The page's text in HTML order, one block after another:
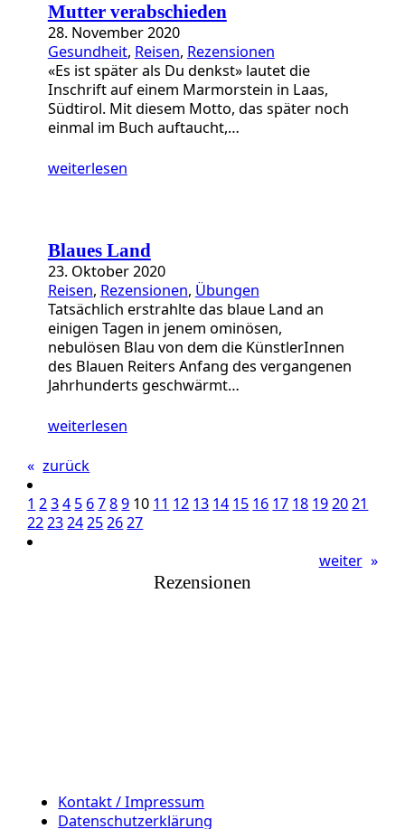
Mutter verabschieden
28. November 2020
Gesundheit, Reisen, Rezensionen
«Es ist später als Du denkst» lautet die
Inschrift auf einem Marmorstein in Laas,
Südtirol. Mit diesem Motto, das später noch
einmal im Buch auftaucht,…
weiterlesen
Blaues Land
23. Oktober 2020
Reisen, Rezensionen, Übungen
Tatsächlich erstrahlte das blaue Land an
einigen Tagen in jenem ominösen,
nebulösen Blau von dem die KünstlerInnen
des Blauen Reiters Anfang des vergangenen
Jahrhunderts geschwärmt…
weiterlesen
« zurück
1 234 5 6789 10 11 12 13 14 15 16 17 18 192021
222324252627
weiter »
Rezensionen
Kontakt / Impressum
Datenschutzerklärung